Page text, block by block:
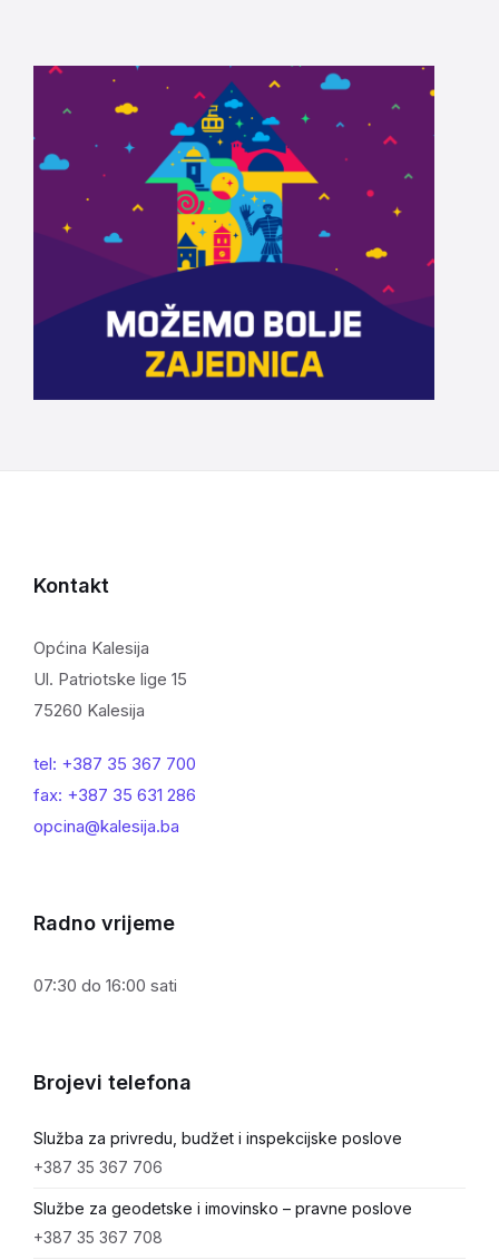
Kontakt
Općina Kalesija
Ul. Patriotske lige 15
75260 Kalesija
tel: +387 35 367 700
fax: +387 35 631 286
opcina@kalesija.ba
Radno vrijeme
07:30 do 16:00 sati
Brojevi telefona
Služba za privredu, budžet i inspekcijske poslove
+387 35 367 706
Službe za geodetske i imovinsko – pravne poslove
+387 35 367 708